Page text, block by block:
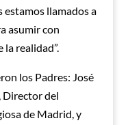
estamos llamados a
asumir con
realidad”.
los Padres: José
Director del
de Madrid, y